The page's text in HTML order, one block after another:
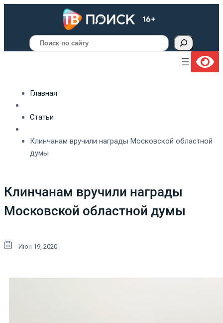
Поиск
Главная
Статьи
Клинчанам вручили награды Московской областной
думы
Клинчанам вручили награды
Московской областной думы
Июн 19, 2020